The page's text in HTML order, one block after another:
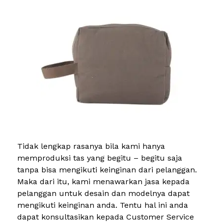
Tidak lengkap rasanya bila kami hanya
memproduksi tas yang begitu – begitu saja
tanpa bisa mengikuti keinginan dari pelanggan.
Maka dari itu, kami menawarkan jasa kepada
pelanggan untuk desain dan modelnya dapat
mengikuti keinginan anda. Tentu hal ini anda
dapat konsultasikan kepada Customer Service